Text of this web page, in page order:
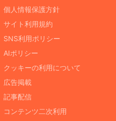
個人情報保護方針
サイト利用規約
SNS利用ポリシー
AIポリシー
クッキーの利用について
広告掲載
記事配信
コンテンツ二次利用